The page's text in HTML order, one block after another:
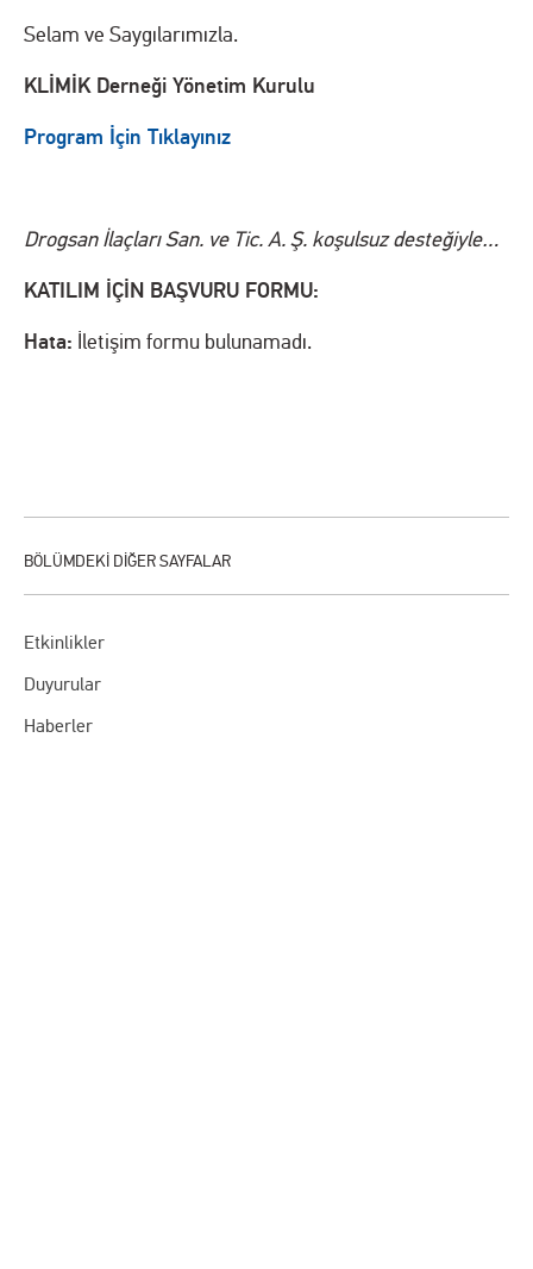
Etkinlikler
Duyurular
Haberler
Selam ve Saygılarımızla.
KLİMİK Derneği Yönetim Kurulu
Program İçin Tıklayınız
Drogsan İlaçları San. ve Tic. A. Ş. koşulsuz desteğiyle…
KATILIM İÇİN BAŞVURU FORMU:
Hata: İletişim formu bulunamadı.